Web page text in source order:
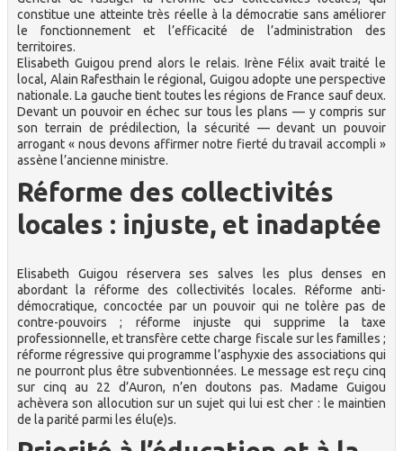
constitue une atteinte très réelle à la démocratie sans améliorer
le fonctionnement et l’efficacité de l’administration des
territoires.
Elisabeth Guigou prend alors le relais. Irène Félix avait traité le
local, Alain Rafesthain le régional, Guigou adopte une perspective
nationale. La gauche tient toutes les régions de France sauf deux.
Devant un pouvoir en échec sur tous les plans — y compris sur
son terrain de prédilection, la sécurité — devant un pouvoir
arrogant « nous devons affirmer notre fierté du travail accompli »
assène l’ancienne ministre.
Réforme des collectivités
locales : injuste, et inadaptée
Elisabeth Guigou réservera ses salves les plus denses en
abordant la réforme des collectivités locales. Réforme anti-
démocratique, concoctée par un pouvoir qui ne tolère pas de
contre-pouvoirs ; réforme injuste qui supprime la taxe
professionnelle, et transfère cette charge fiscale sur les familles ;
réforme régressive qui programme l’asphyxie des associations qui
ne pourront plus être subventionnées. Le message est reçu cinq
sur cinq au 22 d’Auron, n’en doutons pas. Madame Guigou
achèvera son allocution sur un sujet qui lui est cher : le maintien
de la parité parmi les élu(e)s.